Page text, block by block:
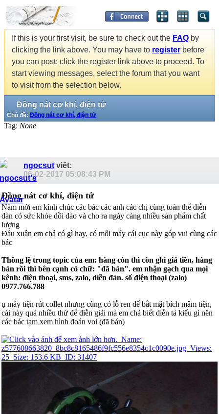
If this is your first visit, be sure to check out the FAQ by
clicking the link above. You may have to register before
you can post: click the register link above to proceed. To
start viewing messages, select the forum that you want
to visit from the selection below.
Đồng nát cơ khí, điện tử
Chủ đề: Đồng nát cơ khí, điện tử
Tag: None
ngocsut viết:
06-02-2017 05:08:43 PM
Đồng nát cơ khí, điện tử
Năm mới em kính chúc các bác các anh các chị cùng toàn thể diễn
đàn có sức khỏe dồi dào và cho ra ngày càng nhiều sản phẩm chất
lượng
Đầu xuân em chả có gì hay, có mỗi mấy cái cục này góp vui cùng các
bác
Thông lệ trong topic của em: hàng còn thì còn ghi giá tiền, hàng
bán rồi thì bên cạnh có chữ: "đã bán". em nhận gạch qua mọi
kênh: điện thoại, sms, zalo, diễn đàn. số điện thoại (zalo)
0977.766.788
ụ máy tiện rút collet nhưng cũng có lỗ ren để bắt mặt bích mâm tiện,
cái này quá nhiều thứ để diễn giải mà em chả biết diễn tả kiểu gì nên
các bác tạm xem hình đoán voi (đã bán)